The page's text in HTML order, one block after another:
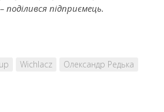
поділився підприємець.
Wichlacz Олександр Редька